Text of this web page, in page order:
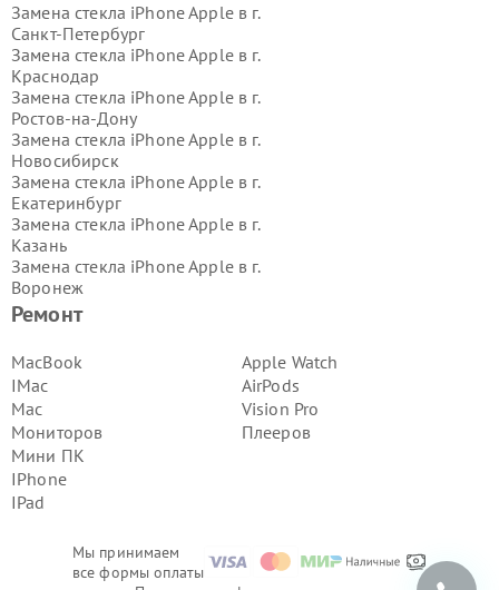
Мы принимаем
все формы оплаты
Ремонт
MacBook
IMac
Mac
Мониторов
Мини ПК
IPhone
IPad
Apple Watch
AirPods
Vision Pro
Плееров
Замена стекла iPhone Apple в г.
Санкт-Петербург
Замена стекла iPhone Apple в г.
Краснодар
Замена стекла iPhone Apple в г.
Ростов-на-Дону
Замена стекла iPhone Apple в г.
Новосибирск
Замена стекла iPhone Apple в г.
Екатеринбург
Замена стекла iPhone Apple в г.
Казань
Замена стекла iPhone Apple в г.
Воронеж
Замена стекла iPhone Apple в г.
Замена стекла iPhone Apple в г.
Самара
Замена стекла iPhone Apple в г.
Пермь
Замена стекла iPhone Apple в г.
Красноярск
Замена стекла iPhone Apple в г.
Ижевск
Челябинск
Замена стекла iPhone Apple в г.